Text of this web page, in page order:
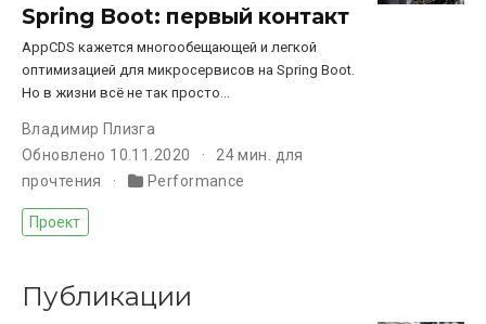
Spring Boot: первый контакт
AppCDS кажется многообещающей и легкой
оптимизацией для микросервисов на Spring Boot.
Но в жизни всё не так просто…
Владимир Плизга
Обновлено 10.11.2020
24 мин. для
прочтения
Performance
Проект
Публикации